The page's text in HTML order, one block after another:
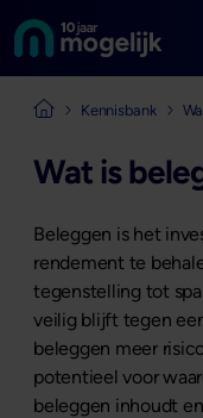
Naar de homepage van
Naar de homepage
Kennisbank
Wat is
Beleggen is het
rendement te
tegenstelling tot
veilig blijft tegen
beleggen meer
potentieel voor
beleggen inhoudt